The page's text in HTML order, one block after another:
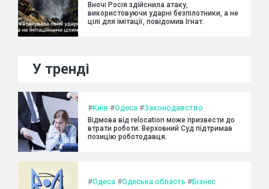
Вночі Росія здійснила атаку,
використовуючи ударні безпілотники, а не
цілі для імітації, повідомив Ігнат.
У тренді
#Київ #Одеса #Законодавство
Відмова від relocation може призвести до
втрати роботи: Верховний Суд підтримав
позицію роботодавця.
#Одеса #Одеська область #Бізнес